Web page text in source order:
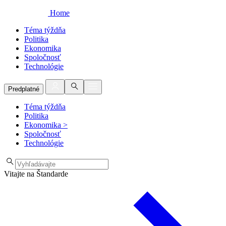
Home
Téma týždňa
Politika
Ekonomika
Spoločnosť
Technológie
Predplatné
Téma týždňa
Politika
Ekonomika >
Spoločnosť
Technológie
Vitajte na Štandarde